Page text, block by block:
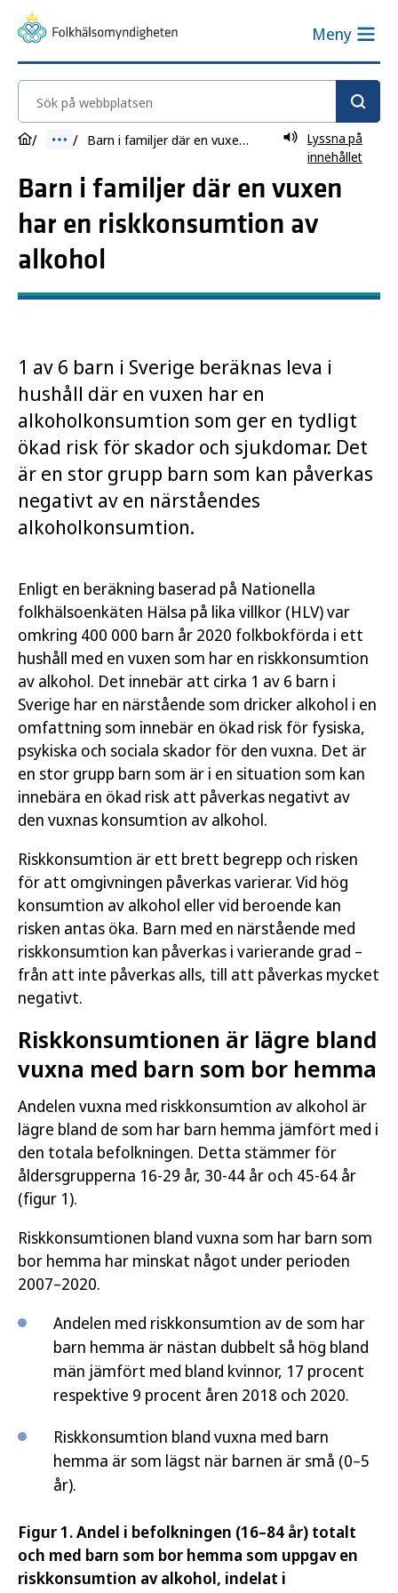
Meny
Sök på webbplatsen
Barn i familjer där en vuxen har en riskkonsumtion av alkohol
Lyssna på
innehållet
Barn i familjer där en vuxen
har en riskkonsumtion av
alkohol
1 av 6 barn i Sverige beräknas leva i
hushåll där en vuxen har en
alkoholkonsumtion som ger en tydligt
ökad risk för skador och sjukdomar. Det
är en stor grupp barn som kan påverkas
negativt av en närståendes
alkoholkonsumtion.
Enligt en beräkning baserad på Nationella
folkhälsoenkäten Hälsa på lika villkor (HLV) var
omkring 400 000 barn år 2020 folkbokförda i ett
hushåll med en vuxen som har en riskkonsumtion
av alkohol. Det innebär att cirka 1 av 6 barn i
Sverige har en närstående som dricker alkohol i en
omfattning som innebär en ökad risk för fysiska,
psykiska och sociala skador för den vuxna. Det är
en stor grupp barn som är i en situation som kan
innebära en ökad risk att påverkas negativt av
den vuxnas konsumtion av alkohol.
Riskkonsumtion är ett brett begrepp och risken
för att omgivningen påverkas varierar. Vid hög
konsumtion av alkohol eller vid beroende kan
risken antas öka. Barn med en närstående med
riskkonsumtion kan påverkas i varierande grad –
från att inte påverkas alls, till att påverkas mycket
negativt.
Riskkonsumtionen är lägre bland
vuxna med barn som bor hemma
Andelen vuxna med riskkonsumtion av alkohol är
lägre bland de som har barn hemma jämfört med i
den totala befolkningen. Detta stämmer för
åldersgrupperna 16-29 år, 30-44 år och 45-64 år
(figur 1).
Riskkonsumtionen bland vuxna som har barn som
bor hemma har minskat något under perioden
2007–2020.
Andelen med riskkonsumtion av de som har
barn hemma är nästan dubbelt så hög bland
män jämfört med bland kvinnor, 17 procent
respektive 9 procent åren 2018 och 2020.
Riskkonsumtion bland vuxna med barn
hemma är som lägst när barnen är små (0–5
år).
Figur 1. Andel i befolkningen (16–84 år) totalt
och med barn som bor hemma som uppgav en
riskkonsumtion av alkohol, indelat i